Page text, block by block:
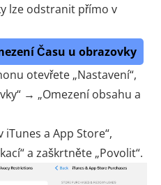
lze odstranit přímo v
Času u obrazovky
otevřete „Nastavení“,
→ „Omezení obsahu a
iTunes a App Store“,
a zaškrtněte „Povolit“.